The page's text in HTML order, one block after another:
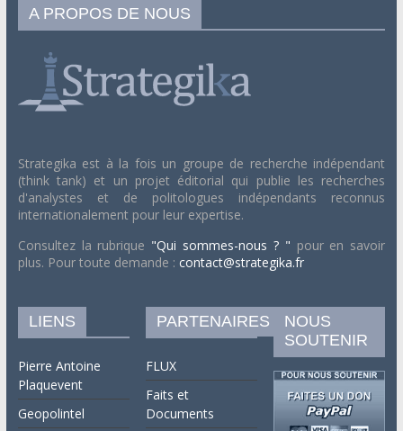
A PROPOS DE NOUS
Strategika est à la fois un groupe de recherche indépendant
(think tank) et un projet éditorial qui publie les recherches
d'analystes et de politologues indépendants reconnus
internationalement pour leur expertise.
Consultez la rubrique "Qui sommes-nous ? " pour en savoir
plus. Pour toute demande : contact@strategika.fr
LIENS
Pierre Antoine
Plaquevent
Geopolintel
PARTENAIRES
FLUX
Faits et
Documents
NOUS
SOUTENIR